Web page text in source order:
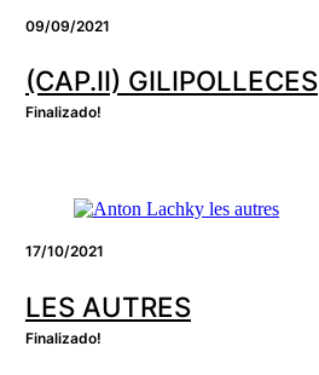
09/09/2021
(CAP.II) GILIPOLLECES
Finalizado!
17/10/2021
LES AUTRES
Finalizado!